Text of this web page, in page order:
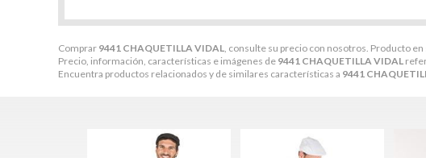
Comprar 9441 CHAQUETILLA VIDAL, consulte su precio con nosotros. Producto en
Precio, información, características e imágenes de 9441 CHAQUETILLA VIDAL
Encuentra productos relacionados y de similares características a 9441